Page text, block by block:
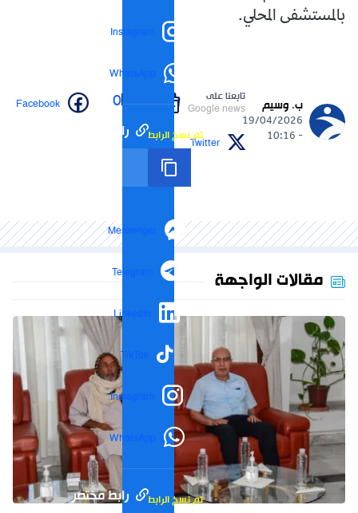
Instagram
WhatsApp
رابط مختصر تم نسخ الرابط
بالمستشفى المحلي.
ب. وسيم
19/04/2026
- 10:16
تابعنا على
Google news
0
Facebook
Twitter
More
التواصل الاجتماعي
Messenger
Telegram
LinkedIn
TikTok
Instagram
WhatsApp
رابط مختصر تم نسخ الرابط
مقالات الواجهة